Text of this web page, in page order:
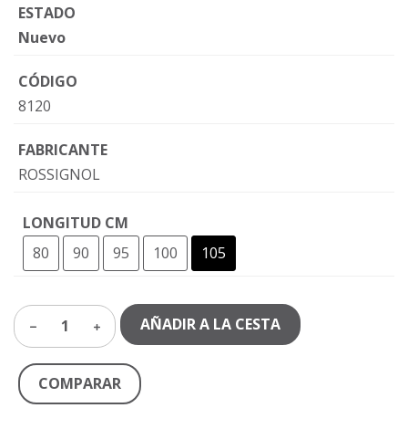
ESTADO
Nuevo
CÓDIGO
8120
FABRICANTE
ROSSIGNOL
LONGITUD CM
80
90 95 100 105
1 AÑADIR A LA CESTA
COMPARAR